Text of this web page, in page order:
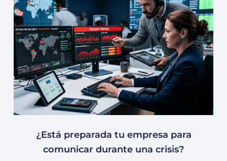
¿Está preparada tu empresa para
comunicar durante una crisis?